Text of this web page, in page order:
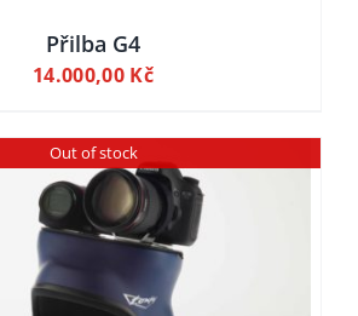
Přilba G4
14.000,00 Kč
Out of stock